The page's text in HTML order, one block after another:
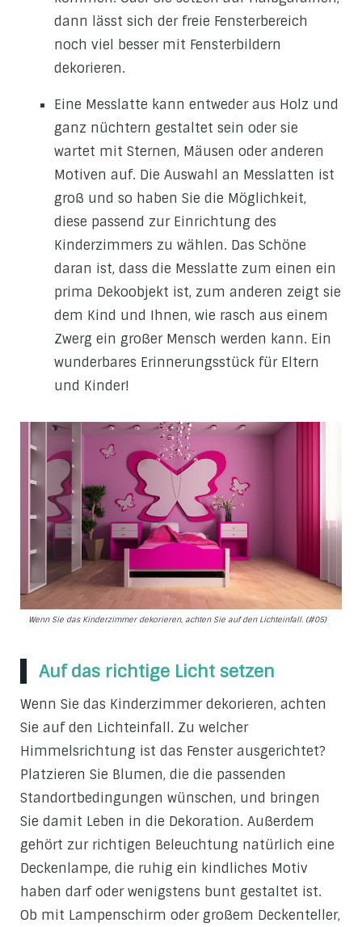
dann lässt sich der freie Fensterbereich
noch viel besser mit Fensterbildern
dekorieren.
Eine Messlatte kann entweder aus Holz und
ganz nüchtern gestaltet sein oder sie
wartet mit Sternen, Mäusen oder anderen
Motiven auf. Die Auswahl an Messlatten ist
groß und so haben Sie die Möglichkeit,
diese passend zur Einrichtung des
Kinderzimmers zu wählen. Das Schöne
daran ist, dass die Messlatte zum einen ein
prima Dekoobjekt ist, zum anderen zeigt sie
dem Kind und Ihnen, wie rasch aus einem
Zwerg ein großer Mensch werden kann. Ein
wunderbares Erinnerungsstück für Eltern
und Kinder!
Wenn Sie das Kinderzimmer dekorieren, achten Sie auf den Lichteinfall. (#05)
Auf das richtige Licht setzen
Wenn Sie das Kinderzimmer dekorieren, achten
Sie auf den Lichteinfall. Zu welcher
Himmelsrichtung ist das Fenster ausgerichtet?
Platzieren Sie Blumen, die die passenden
Standortbedingungen wünschen, und bringen
Sie damit Leben in die Dekoration. Außerdem
gehört zur richtigen Beleuchtung natürlich eine
Deckenlampe, die ruhig ein kindliches Motiv
haben darf oder wenigstens bunt gestaltet ist.
Ob mit Lampenschirm oder großem Deckenteller,